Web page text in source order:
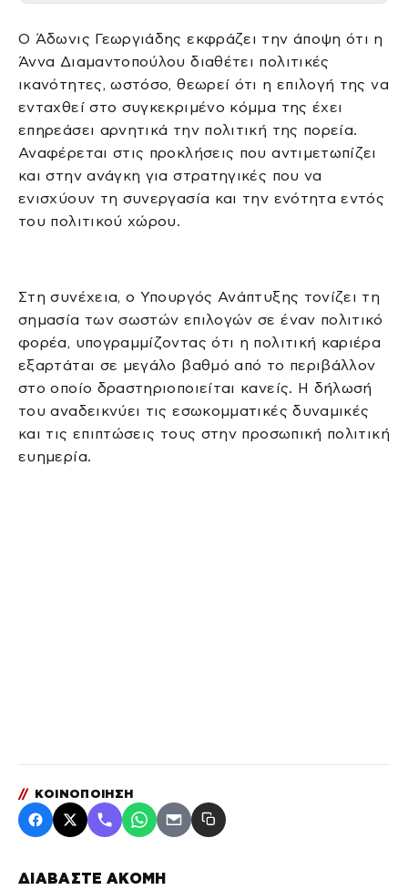
ΔΙΑΒΑΣΤΕ ΑΚΟΜΗ
Ο Άδωνις Γεωργιάδης εκφράζει την άποψη ότι η
Άννα Διαμαντοπούλου διαθέτει πολιτικές
ικανότητες, ωστόσο, θεωρεί ότι η επιλογή της να
ενταχθεί στο συγκεκριμένο κόμμα της έχει
επηρεάσει αρνητικά την πολιτική της πορεία.
Αναφέρεται στις προκλήσεις που αντιμετωπίζει
και στην ανάγκη για στρατηγικές που να
ενισχύουν τη συνεργασία και την ενότητα εντός
του πολιτικού χώρου.
Στη συνέχεια, ο Υπουργός Ανάπτυξης τονίζει τη
σημασία των σωστών επιλογών σε έναν πολιτικό
φορέα, υπογραμμίζοντας ότι η πολιτική καριέρα
εξαρτάται σε μεγάλο βαθμό από το περιβάλλον
στο οποίο δραστηριοποιείται κανείς. Η δήλωσή
του αναδεικνύει τις εσωκομματικές δυναμικές
και τις επιπτώσεις τους στην προσωπική πολιτική
ευημερία.
// ΚΟΙΝΟΠΟΙΗΣΗ